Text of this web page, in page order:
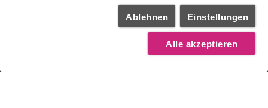
Ablehnen Einstellungen
Alle akzeptieren